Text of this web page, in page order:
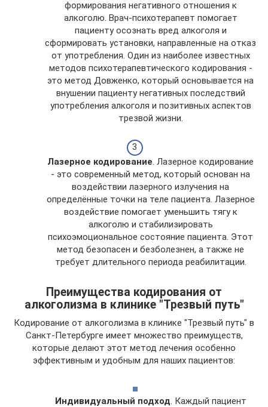
формирования негативного отношения к
алкоголю. Врач-психотерапевт помогает
пациенту осознать вред алкоголя и
сформировать установки, направленные на отказ
от употребления. Один из наиболее известных
методов психотерапевтического кодирования -
это метод Довженко, который основывается на
внушении пациенту негативных последствий
употребления алкоголя и позитивных аспектов
трезвой жизни.
Лазерное кодирование. Лазерное кодирование
- это современный метод, который основан на
воздействии лазерного излучения на
определённые точки на теле пациента. Лазерное
воздействие помогает уменьшить тягу к
алкоголю и стабилизировать
психоэмоциональное состояние пациента. Этот
метод безопасен и безболезнен, а также не
требует длительного периода реабилитации.
Преимущества кодирования от
алкоголизма в клинике "Трезвый путь"
Кодирование от алкоголизма в клинике "Трезвый путь" в
Санкт-Петербурге имеет множество преимуществ,
которые делают этот метод лечения особенно
эффективным и удобным для наших пациентов:
Индивидуальный подход . Каждый пациент